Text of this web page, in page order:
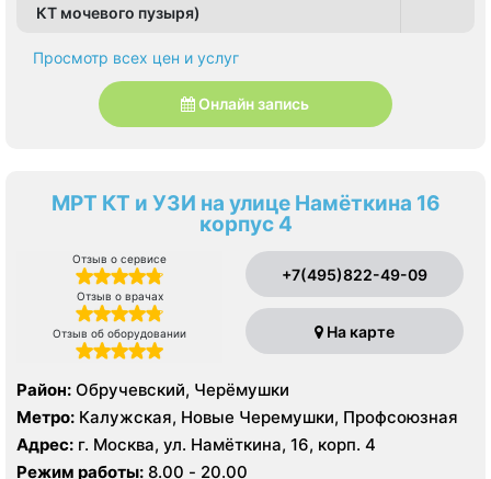
КТ мочевого пузыря)
Просмотр всех цен и услуг
Онлайн запись
МРТ КТ и УЗИ на улице Намёткина 16
корпус 4
Отзыв о сервисе
Отзыв о врачах
Отзыв об оборудовании
+7(495)822-49-09
На карте
Район: Обручевский, Черёмушки
Метро: Калужская, Новые Черемушки, Профсоюзная
Адрес: г. Москва, ул. Намёткина, 16, корп. 4
Режим работы: 8.00 - 20.00